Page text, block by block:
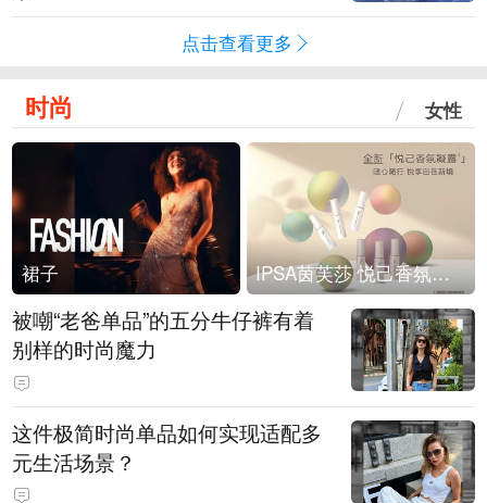
点击查看更多
时尚 女性
裙子 IPSA茵芙莎 悦己香氛凝露上市
被嘲“老爸单品”的五分牛仔裤有着
别样的时尚魔力
这件极简时尚单品如何实现适配多
元生活场景？